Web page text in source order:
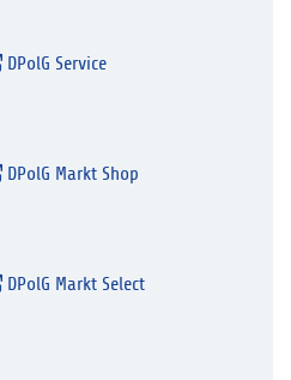
DPolG Service
DPolG Markt Shop
DPolG Markt Select